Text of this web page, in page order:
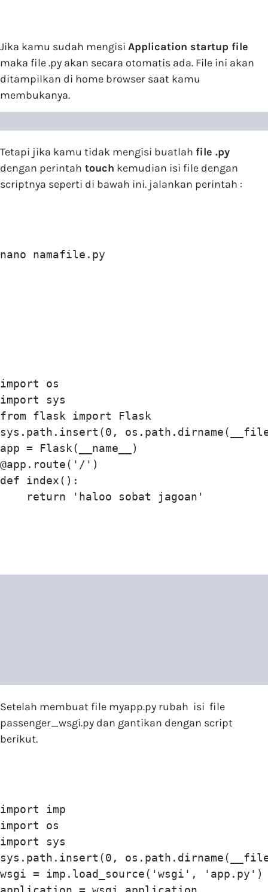
Jika kamu sudah mengisi Application startup file
maka file .py akan secara otomatis ada. File ini akan
ditampilkan di home browser saat kamu
membukanya.
Tetapi jika kamu tidak mengisi buatlah file .py
dengan perintah touch kemudian isi file dengan
scriptnya seperti di bawah ini. jalankan perintah :
nano namafile.py
import os
import sys
from flask import Flask
sys.path.insert(0,
app = Flask(__name__)
@app.route('/')
def index():
    return 'haloo sobat jagoan'
Setelah membuat file myapp.py rubah isi file
passenger_wsgi.py dan gantikan dengan script
berikut.
import imp
import os
import sys
sys.path.insert(0,
wsgi = imp.load_source('wsgi', 'app.py')